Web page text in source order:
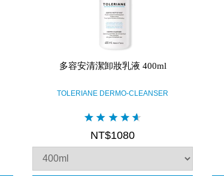
多容安清潔卸妝乳液 400ml
TOLERIANE DERMO-CLEANSER
NT$1080